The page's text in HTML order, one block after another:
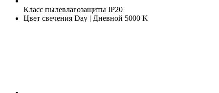
Класс пылевлагозащиты IP20
Цвет свечения Day | Дневной 5000 K